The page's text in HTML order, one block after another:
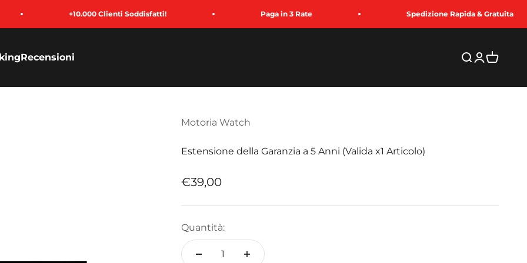
+10.000 Clienti Soddisfatti! Paga in 3 Rate Spedizione Rapida & Gratuita
Recensioni CercaAccediCarrello
Motoria Watch
Estensione della Garanzia a 5 Anni (Valida x1 Articolo)
Prezzo scontato
€39,00
Quantità: